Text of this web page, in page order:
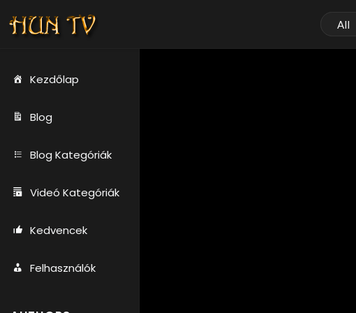
Kezdőlap
Blog
Blog Kategóriák
Videó Kategóriák
Kedvencek
Felhasználók